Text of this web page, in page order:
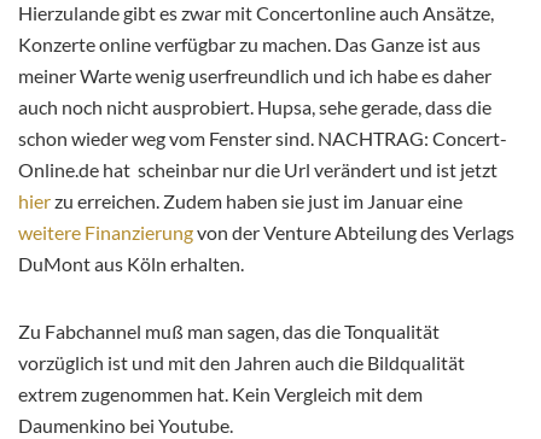
Hierzulande gibt es zwar mit Concertonline auch Ansätze,
Konzerte online verfügbar zu machen. Das Ganze ist aus
meiner Warte wenig userfreundlich und ich habe es daher
auch noch nicht ausprobiert. Hupsa, sehe gerade, dass die
schon wieder weg vom Fenster sind. NACHTRAG: Concert-
Online.de hat scheinbar nur die Url verändert und ist jetzt
hierzu erreichen. Zudem haben sie just im Januar eine
weitere Finanzierungvon der Venture Abteilung des Verlags
DuMont aus Köln erhalten.
Zu Fabchannel muß man sagen, das die Tonqualität
vorzüglich ist und mit den Jahren auch die Bildqualität
extrem zugenommen hat. Kein Vergleich mit dem
Daumenkino bei Youtube.